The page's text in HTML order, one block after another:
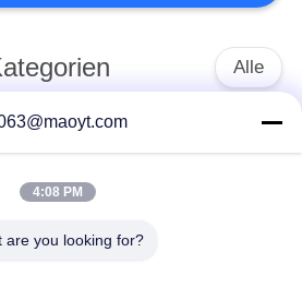
20
Alle
Reißverschluss
4:08 PM
are you looking for?